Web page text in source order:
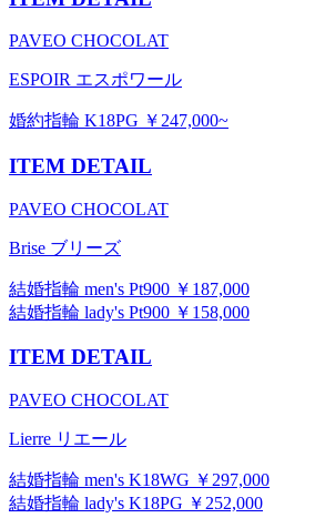
PAVEO CHOCOLAT
ESPOIR エスポワール
婚約指輪 K18PG ￥247,000~
ITEM DETAIL
PAVEO CHOCOLAT
Brise ブリーズ
結婚指輪 men's Pt900 ￥187,000
結婚指輪 lady's Pt900 ￥158,000
ITEM DETAIL
PAVEO CHOCOLAT
Lierre リエール
結婚指輪 men's K18WG ￥297,000
結婚指輪 lady's K18PG ￥252,000